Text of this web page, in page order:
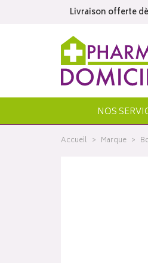
Livraison offerte
NOS
Accueil Marque